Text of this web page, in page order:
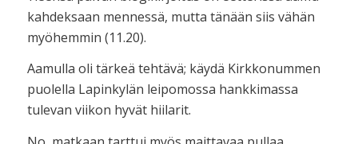
kahdeksaan mennessä, mutta tänään siis vähän
myöhemmin (11.20).
Aamulla oli tärkeä tehtävä; käydä Kirkkonummen
puolella Lapinkylän leipomossa hankkimassa
tulevan viikon hyvät hiilarit.